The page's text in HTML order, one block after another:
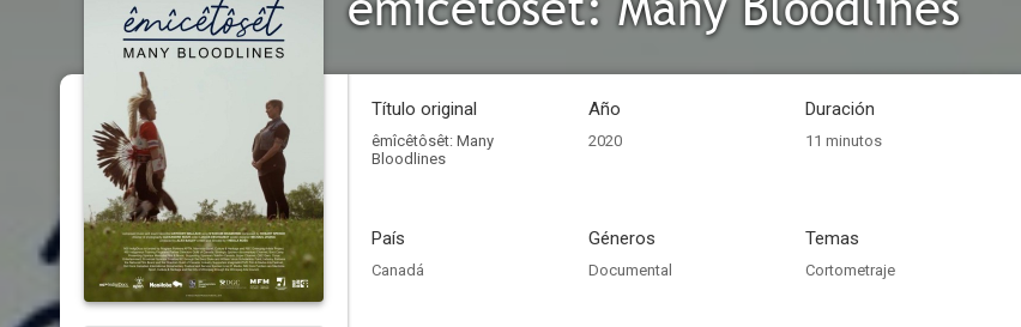
Título original
êmîcêtôsêt: Many
Bloodlines
Año
2020
Duración
11 minutos
País
Canadá
Géneros
Documental
Temas
Cortometraje